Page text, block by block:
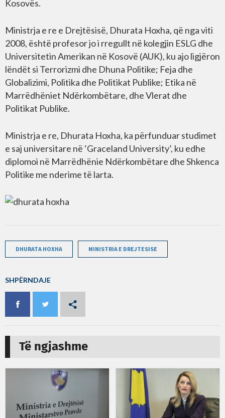
Kosovës.
Ministrja e re e Drejtësisë, Dhurata Hoxha, që nga viti
2008, është profesor jo i rregullt në kolegjin ESLG dhe
Universitetin Amerikan në Kosovë (AUK), ku ajo ligjëron
lëndët si Terrorizmi dhe Dhuna Politike; Feja dhe
Globalizimi, Politika dhe Politikat Publike; Etika në
Marrëdhëniet Ndërkombëtare, dhe Vlerat dhe
Politikat Publike.
Ministrja e re, Dhurata Hoxha, ka përfunduar studimet
e saj universitare në ‘Graceland University’, ku edhe
diplomoi në Marrëdhënie Ndërkombëtare dhe Shkenca
Politike me nderime të larta.
DHURATA HOXHA MINISTRIA E DREJTESISE
SHPËRNDAJE
Të ngjashme